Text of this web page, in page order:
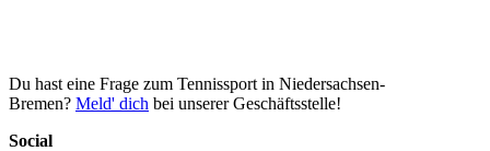
Du hast eine Frage zum Tennissport in Niedersachsen-
Bremen? Meld' dich bei unserer Geschäftsstelle!
Social